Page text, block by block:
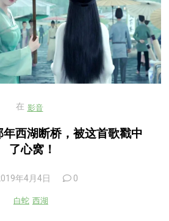
在 影音
年西湖断桥，被这首歌戳中
了心窝！
年4月4日 0
白蛇 西湖